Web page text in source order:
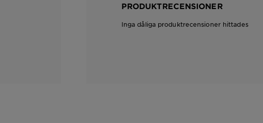
PRODUKTRECENSIONER
Inga dåliga produktrecensioner hittades